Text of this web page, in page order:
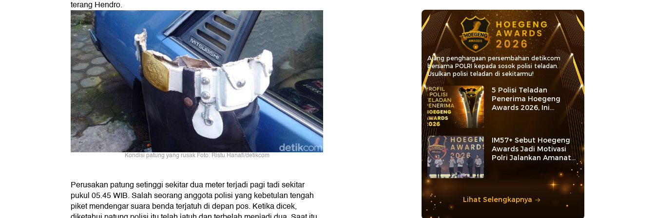
terang Hendro.
Kondisi patung yang rusak Foto: Ristu Hanafi/detikcom
Perusakan patung setinggi sekitar dua meter terjadi pagi tadi sekitar
pukul 05.45 WIB. Salah seorang anggota polisi yang kebetulan tengah
piket mendengar suara benda terjatuh di depan pos. Ketika dicek,
Ajang penghargaan persembahan detikcom
bersama POLRI kepada sosok polisi teladan.
Usulkan polisi teladan di sekitarmu!
5 Polisi Teladan
Penerima Hoegeng
Awards 2026, Ini
Kategori dan Kiprahnya
IM57+ Sebut Hoegeng
Awards Jadi Motivasi
Polri Jalankan Amanat
Lihat Selengkapnya